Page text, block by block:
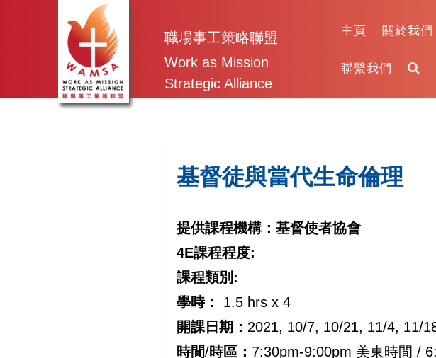
職場事工策略聯盟
Work as Mission
Strategic Alliance
主頁 關於我們
聯繫我們
基督徒與當代生命倫理
提供課程機構：基督使者協會
4E課程程度:
課程類別:
學時： 1.5 hrs x 4
開課日期： 2021, 10/7, 10/21, 11/4, 11/
時間/時區： 7:30pm-9:00pm 美東時間 /